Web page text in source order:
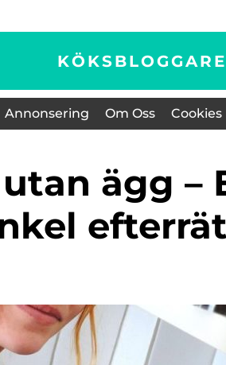
Annonsering Om Oss Cookies